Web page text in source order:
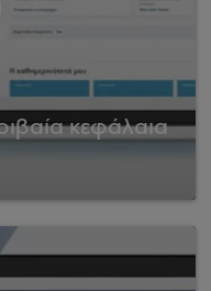
κεφάλαια